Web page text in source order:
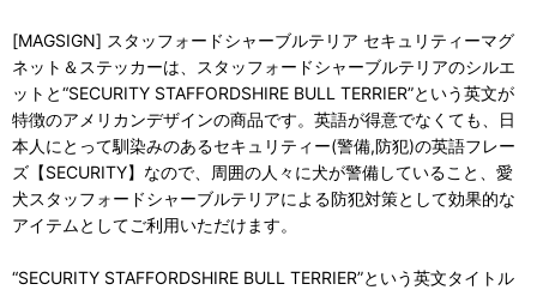
[MAGSIGN] スタッフォードシャーブルテリア セキュリティーマグ
ネット＆ステッカーは、スタッフォードシャーブルテリアのシルエ
ットと“SECURITY STAFFORDSHIRE BULL TERRIER”という英文が
特徴のアメリカンデザインの商品です。英語が得意でなくても、日
本人にとって馴染みのあるセキュリティー(警備,防犯)の英語フレー
ズ【SECURITY】なので、周囲の人々に犬が警備していること、愛
犬スタッフォードシャーブルテリアによる防犯対策として効果的な
アイテムとしてご利用いただけます。
“SECURITY STAFFORDSHIRE BULL TERRIER”という英文タイトル